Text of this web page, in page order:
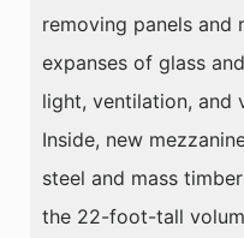
removing panels and
expanses of glass
light, ventilation, and
Inside, new
steel and mass
the 22-foot-tall